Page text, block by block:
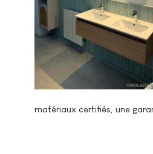
matériaux certifiés, une